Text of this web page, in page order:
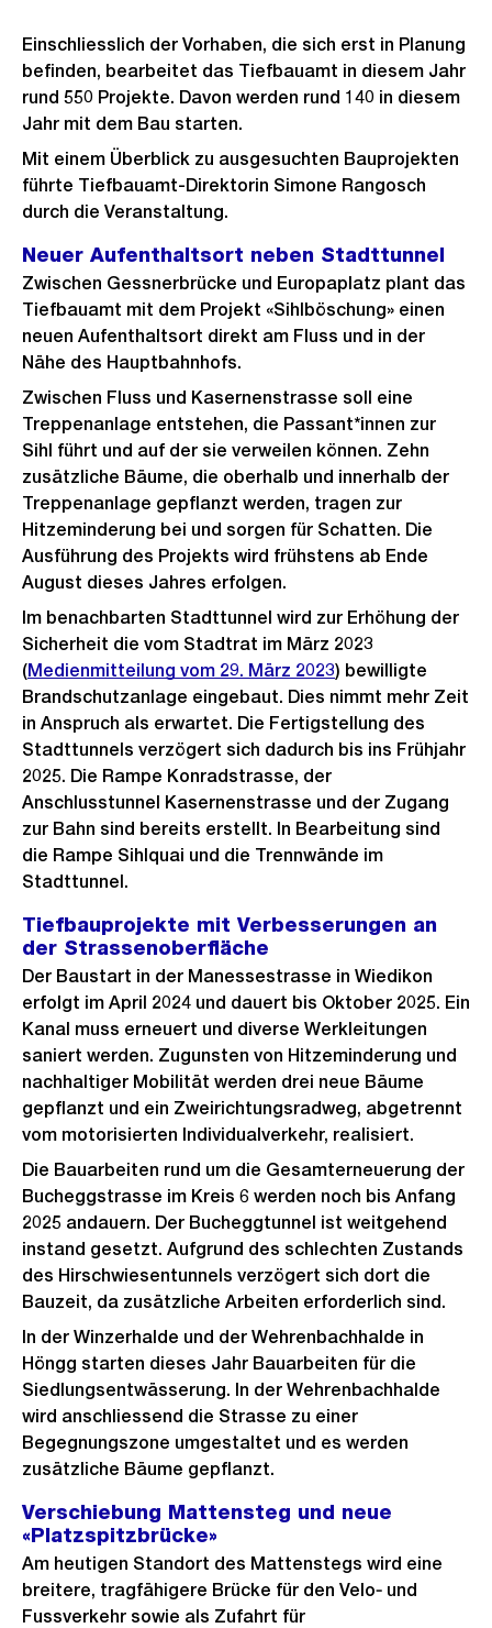
Einschliesslich der Vorhaben, die sich erst in Planung
befinden, bearbeitet das Tiefbauamt in diesem Jahr
rund 550 Projekte. Davon werden rund 140 in diesem
Jahr mit dem Bau starten.
Mit einem Überblick zu ausgesuchten Bauprojekten
führte Tiefbauamt-Direktorin Simone Rangosch
durch die Veranstaltung.
Neuer Aufenthaltsort neben Stadttunnel
Zwischen Gessnerbrücke und Europaplatz plant das
Tiefbauamt mit dem Projekt «Sihlböschung» einen
neuen Aufenthaltsort direkt am Fluss und in der
Nähe des Hauptbahnhofs.
Zwischen Fluss und Kasernenstrasse soll eine
Treppenanlage entstehen, die Passant*innen zur
Sihl führt und auf der sie verweilen können. Zehn
zusätzliche Bäume, die oberhalb und innerhalb der
Treppenanlage gepflanzt werden, tragen zur
Hitzeminderung bei und sorgen für Schatten. Die
Ausführung des Projekts wird frühstens ab Ende
August dieses Jahres erfolgen.
Im benachbarten Stadttunnel wird zur Erhöhung der
Sicherheit die vom Stadtrat im März 2023
(Medienmitteilung vom 29. März 2023) bewilligte
Brandschutzanlage eingebaut. Dies nimmt mehr Zeit
in Anspruch als erwartet. Die Fertigstellung des
Stadttunnels verzögert sich dadurch bis ins Frühjahr
2025. Die Rampe Konradstrasse, der
Anschlusstunnel Kasernenstrasse und der Zugang
zur Bahn sind bereits erstellt. In Bearbeitung sind
die Rampe Sihlquai und die Trennwände im
Stadttunnel.
Tiefbauprojekte mit Verbesserungen an
der Strassenoberfläche
Der Baustart in der Manessestrasse in Wiedikon
erfolgt im April 2024 und dauert bis Oktober 2025. Ein
Kanal muss erneuert und diverse Werkleitungen
saniert werden. Zugunsten von Hitzeminderung und
nachhaltiger Mobilität werden drei neue Bäume
gepflanzt und ein Zweirichtungsradweg, abgetrennt
vom motorisierten Individualverkehr, realisiert.
Die Bauarbeiten rund um die Gesamterneuerung der
Bucheggstrasse im Kreis 6 werden noch bis Anfang
2025 andauern. Der Bucheggtunnel ist weitgehend
instand gesetzt. Aufgrund des schlechten Zustands
des Hirschwiesentunnels verzögert sich dort die
Bauzeit, da zusätzliche Arbeiten erforderlich sind.
In der Winzerhalde und der Wehrenbachhalde in
Höngg starten dieses Jahr Bauarbeiten für die
Siedlungsentwässerung. In der Wehrenbachhalde
wird anschliessend die Strasse zu einer
Begegnungszone umgestaltet und es werden
zusätzliche Bäume gepflanzt.
Verschiebung Mattensteg und neue
«Platzspitzbrücke»
Am heutigen Standort des Mattenstegs wird eine
breitere, tragfähigere Brücke für den Velo‑ und
Fussverkehr sowie als Zufahrt für